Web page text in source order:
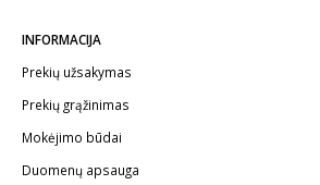
INFORMACIJA
Prekių užsakymas
Prekių grąžinimas
Mokėjimo būdai
Duomenų apsauga